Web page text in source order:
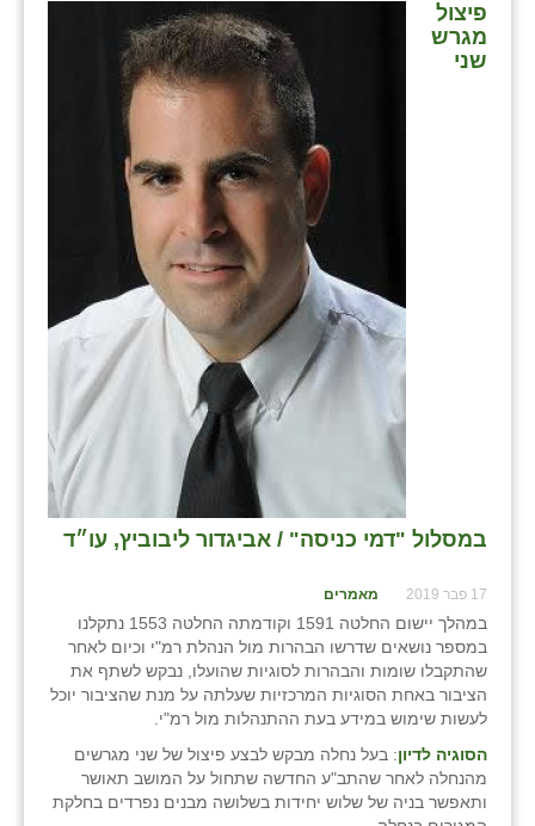
פיצול
מגרש
שני
במסלול "דמי כניסה" / אביגדור ליבוביץ, עו״ד
17 פבר 2019 מאמרים
במהלך יישום החלטה 1591 וקודמתה החלטה 1553 נתקלנו
במספר נושאים שדרשו הבהרות מול הנהלת רמ"י וכיום לאחר
שהתקבלו שומות והבהרות לסוגיות שהועלו, נבקש לשתף את
הציבור באחת הסוגיות המרכזיות שעלתה על מנת שהציבור יוכל
לעשות שימוש במידע בעת ההתנהלות מול רמ"י.
הסוגיה לדיון: בעל נחלה מבקש לבצע פיצול של שני מגרשים
מהנחלה לאחר שהתב"ע החדשה שתחול על המושב תאושר
ותאפשר בניה של שלוש יחידות בשלושה מבנים נפרדים בחלקת